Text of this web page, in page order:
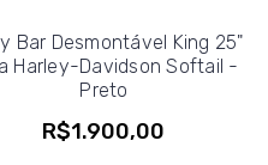
Bar Desmontável King 25"
Harley-Davidson Softail -
Preto
R$1.900,00